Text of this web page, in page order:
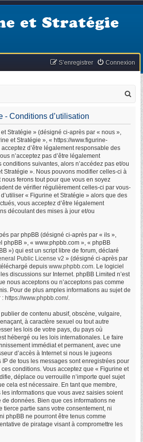
et Stratégie
Connexion
S’enregistrer
- Conditions d’utilisation
Stratégie » (désigné ci-après par « nous »,
et Stratégie », « https://www.figurine-
d’être légalement responsable des
n’acceptez pas d’être légalement
suivantes, alors n’accédez pas et/ou
Stratégie ». Nous pouvons modifier celles-ci à
nous ferons tout pour que vous en soyez
de vérifier régulièrement celles-ci par vous-
« Figurine et Stratégie » alors que des
vous acceptez d’être légalement
découlant des mises à jour et/ou
par phpBB (désigné ci-après par « ils »,
phpBB », « www.phpbb.com », « phpBB
») qui est un script libre de forum, déclaré
Public License v2 » (désigné ci-après par
depuis www.phpbb.com. Le logiciel
discussions sur Internet. phpBB Limited n’est
nous acceptons ou n’acceptons pas comme
Pour de plus amples informations au sujet de
: https://www.phpbb.com/.
de contenu abusif, obscène, vulgaire,
à caractère sexuel ou tout autre
les lois de votre pays, du pays où
hébergé ou les lois internationales. Le faire
immédiat et permanent, avec une
d’accès à Internet si nous le jugeons
de tous les messages sont enregistrées pour
conditions. Vous acceptez que « Figurine et
déplace ou verrouille n’importe quel sujet
cela est nécessaire. En tant que membre,
informations que vous avez saisies soient
données. Bien que ces informations ne
tierce partie sans votre consentement, ni
phpBB ne pourront être tenus comme
de piratage visant à compromettre les